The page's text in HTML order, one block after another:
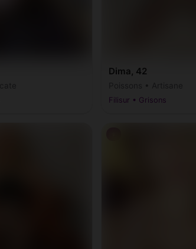
Dima, 42
Filisur • Grisons